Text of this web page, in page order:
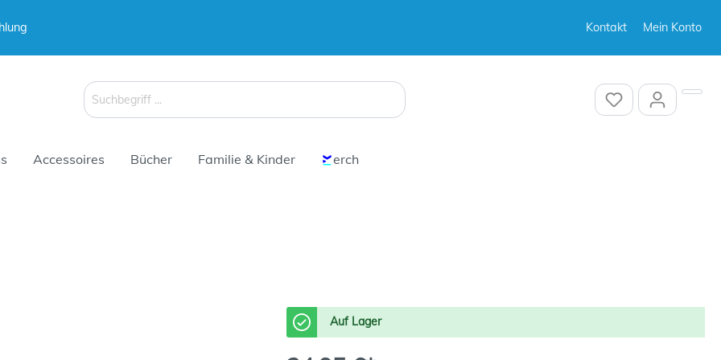
Kontakt Mein Konto
Accessoires Bücher Familie & Kinder erch
Auf Lager
Schirme